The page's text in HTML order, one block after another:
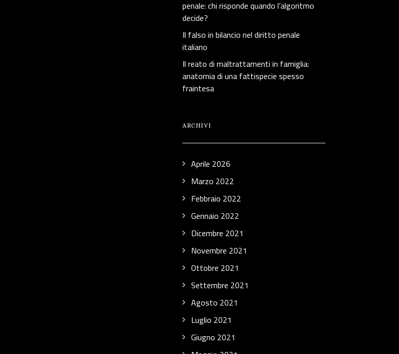
penale: chi risponde quando l’algoritmo
decide?
Il falso in bilancio nel diritto penale
italiano
Il reato di maltrattamenti in famiglia:
anatomia di una fattispecie spesso
fraintesa
ARCHIVI
Aprile 2026
Marzo 2022
Febbraio 2022
Gennaio 2022
Dicembre 2021
Novembre 2021
Ottobre 2021
Settembre 2021
Agosto 2021
Luglio 2021
Giugno 2021